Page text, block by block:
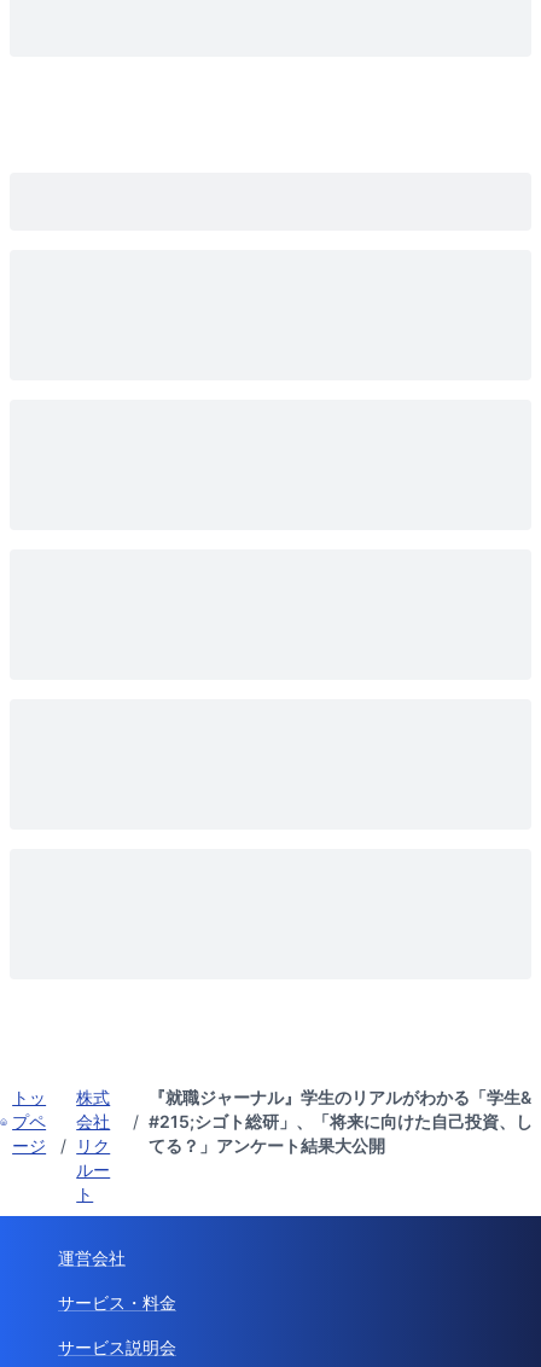
トッ
プペ
ージ
/
株式
会社
リク
ルー
ト
/
『就職ジャーナル』学生のリアルがわかる「学生&
#215;シゴト総研」、「将来に向けた自己投資、し
てる？」アンケート結果大公開
運営会社
サービス・料金
サービス説明会